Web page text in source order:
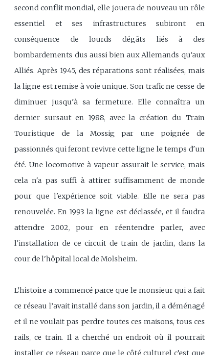
second conflit mondial, elle jouera de nouveau un rôle
essentiel et ses infrastructures subiront en
conséquence de lourds dégâts liés à des
bombardements dus aussi bien aux Allemands qu'aux
Alliés. Après 1945, des réparations sont réalisées, mais
la ligne est remise à voie unique. Son trafic ne cesse de
diminuer jusqu'à sa fermeture. Elle connaîtra un
dernier sursaut en 1988, avec la création du Train
Touristique de la Mossig par une poignée de
passionnés qui feront revivre cette ligne le temps d'un
été. Une locomotive à vapeur assurait le service, mais
cela n'a pas suffi à attirer suffisamment de monde
pour que l'expérience soit viable. Elle ne sera pas
renouvelée. En 1993 la ligne est déclassée, et il faudra
attendre 2002, pour en réentendre parler, avec
l'installation de ce circuit de train de jardin, dans la
cour de l'hôpital local de Molsheim.
L’histoire a commencé parce que le monsieur qui a fait
ce réseau l’avait installé dans son jardin, il a déménagé
et il ne voulait pas perdre toutes ces maisons, tous ces
rails, ce train. Il a cherché un endroit où il pourrait
installer ce réseau parce que le côté culturel c’est que